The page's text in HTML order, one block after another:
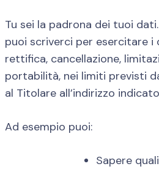
Tu sei la padrona dei tuoi
puoi scriverci per esercitare i
rettifica, cancellazione,
portabilità, nei limiti previsti
al Titolare all’indirizzo
Ad esempio puoi:
Sapere